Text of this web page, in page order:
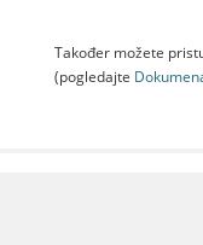
Također možete
(pogledajte